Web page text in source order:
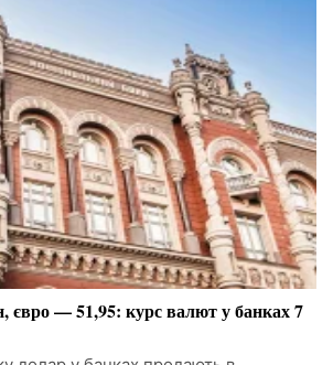
євро — 51,95: курс валют у банках 7